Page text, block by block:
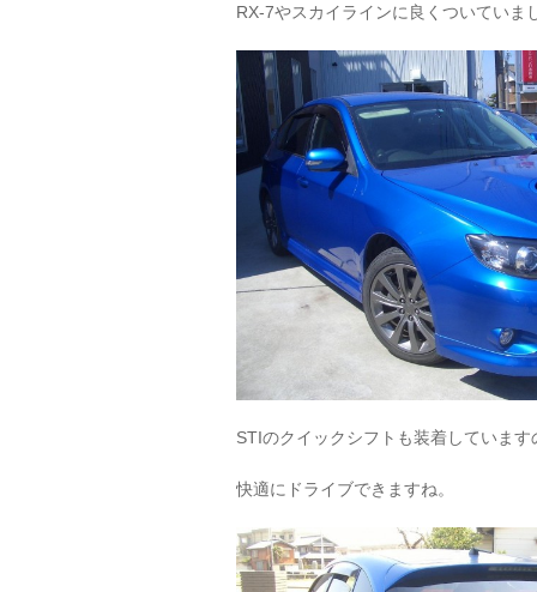
RX-7やスカイラインに良くついていま
STIのクイックシフトも装着しています
快適にドライブできますね。